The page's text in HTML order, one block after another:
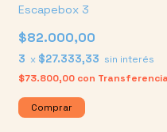
Escapebox 3
$82.000,00
3 x $27.333,33 sin interés
$73.800,00 con